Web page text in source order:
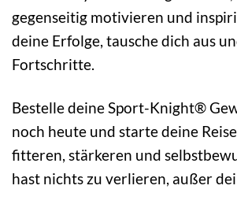
gegenseitig motivieren und
deine Erfolge, tausche dich aus
Fortschritte.
Bestelle deine Sport-Knight®
noch heute und starte deine
fitteren, stärkeren und
hast nichts zu verlieren, außer